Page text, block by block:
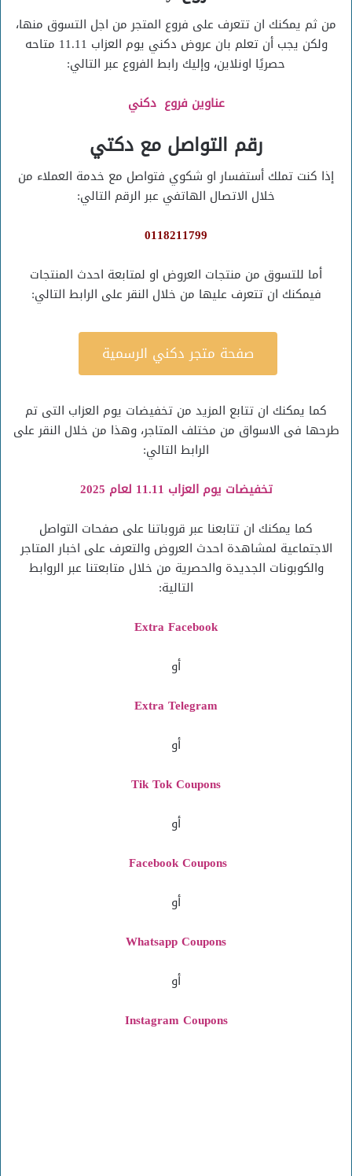
من ثم يمكنك ان تتعرف على فروع المتجر من اجل التسوق منها،
ولكن يجب أن تعلم بان عروض دكني يوم العزاب 11.11 متاحه
حصريًا اونلاين، وإليك رابط الفروع عبر التالي:
عناوين فروع دكني
رقم التواصل مع دكتي
إذا كنت تملك أستفسار او شكوي فتواصل مع خدمة العملاء من
خلال الاتصال الهاتفي عبر الرقم التالي:
0118211799
أما للتسوق من منتجات العروض او لمتابعة احدث المنتجات
فيمكنك ان تتعرف عليها من خلال النقر على الرابط التالي:
صفحة متجر دكني الرسمية
كما يمكنك ان تتابع المزيد من تخفيضات يوم العزاب التى تم
طرحها فى الاسواق من مختلف المتاجر، وهذا من خلال النقر على
الرابط التالي:
تخفيضات يوم العزاب 11.11 لعام 2025
كما يمكنك ان تتابعنا عبر قروباتنا على صفحات التواصل
الاجتماعية لمشاهدة احدث العروض والتعرف على اخبار المتاجر
والكوبونات الجديدة والحصرية من خلال متابعتنا عبر الروابط
التالية:
Extra Facebook
أو
Extra Telegram
أو
Tik Tok Coupons
أو
Facebook Coupons
أو
Whatsapp Coupons
أو
Coupons
Instagram